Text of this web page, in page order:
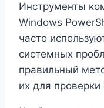
Инструменты
Windows
часто
системных
правильный
их для проверки